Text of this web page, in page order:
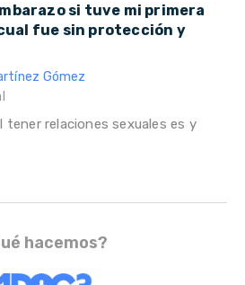
si tuve mi primera
fue sin protección y
Gómez
tener relaciones sexuales es y
hacemos?